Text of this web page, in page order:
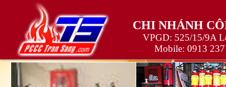
CHI NHÁNH
VPGD: 525/15/9A
Mobile: 0913